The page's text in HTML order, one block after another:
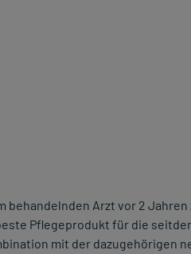
Arzt vor 2 Jahren
Pflegeprodukt für die
mit der dazugehörigen